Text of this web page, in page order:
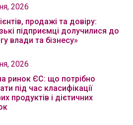
2026
продажі та довіру:
підприємці долучилися до
влади та бізнесу»
2026
ринок ЄС: що потрібно
під час класифікації
продуктів і дієтичних